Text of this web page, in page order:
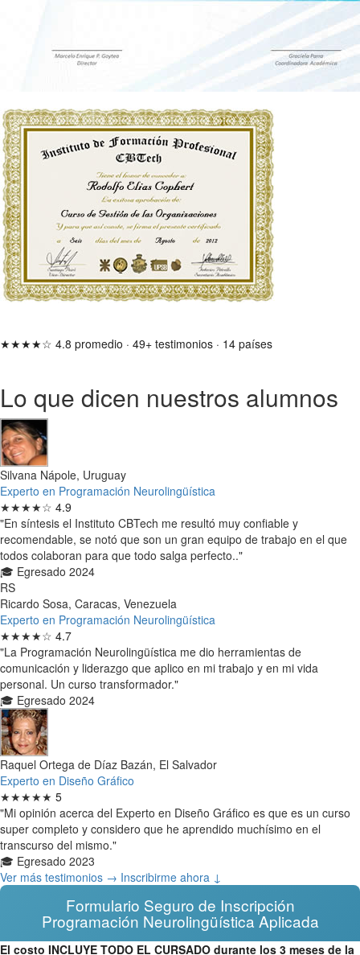
★★★★☆ 4.8 promedio · 49+ testimonios · 14 países
Lo que dicen nuestros alumnos
Silvana Nápole, Uruguay
Experto en Programación Neurolingüística
★★★★☆ 4.9
"En síntesis el Instituto CBTech me resultó muy confiable y
recomendable, se notó que son un gran equipo de trabajo en el que
todos colaboran para que todo salga perfecto.."
🎓 Egresado 2024
RS
Ricardo Sosa, Caracas, Venezuela
Experto en Programación Neurolingüística
★★★★☆ 4.7
"La Programación Neurolingüística me dio herramientas de
comunicación y liderazgo que aplico en mi trabajo y en mi vida
personal. Un curso transformador."
🎓 Egresado 2024
Raquel Ortega de Díaz Bazán, El Salvador
Experto en Diseño Gráfico
★★★★★ 5
"Mi opinión acerca del Experto en Diseño Gráfico es que es un curso
super completo y considero que he aprendido muchísimo en el
transcurso del mismo."
🎓 Egresado 2023
Ver más testimonios → Inscribirme ahora ↓
Formulario Seguro de Inscripción
Programación Neurolingüística Aplicada
El costo INCLUYE TODO EL CURSADO durante los 3 meses de la